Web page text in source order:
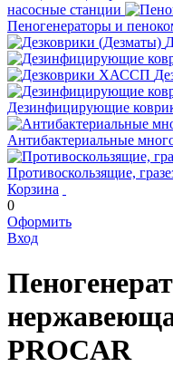
насосные станции
Пеногенераторы и
Дезинфицирующие
Антибактериальные
Противоскользящие,
Корзина
0
Оформить
Вход
PROCAR